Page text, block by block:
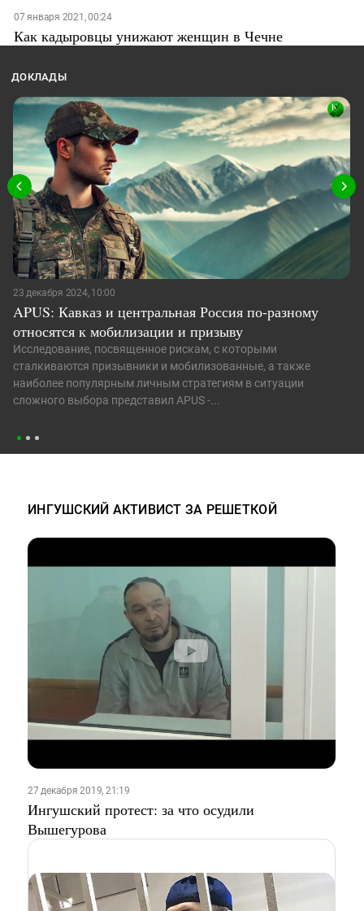
07 января 2021, 00:24
Как кадыровцы унижают женщин в Чечне
ДОКЛАДЫ
23 декабря 2024, 10:00
APUS: Кавказ и центральная Россия по-разному
относятся к мобилизации и призыву
Исследование, посвященное рискам, с которыми
сталкиваются призывники и мобилизованные, а также
наиболее популярным личным стратегиям в ситуации
сложного выбора представил APUS -...
ИНГУШСКИЙ АКТИВИСТ ЗА РЕШЕТКОЙ
27 декабря 2019, 21:19
Ингушский протест: за что осудили
Вышегурова